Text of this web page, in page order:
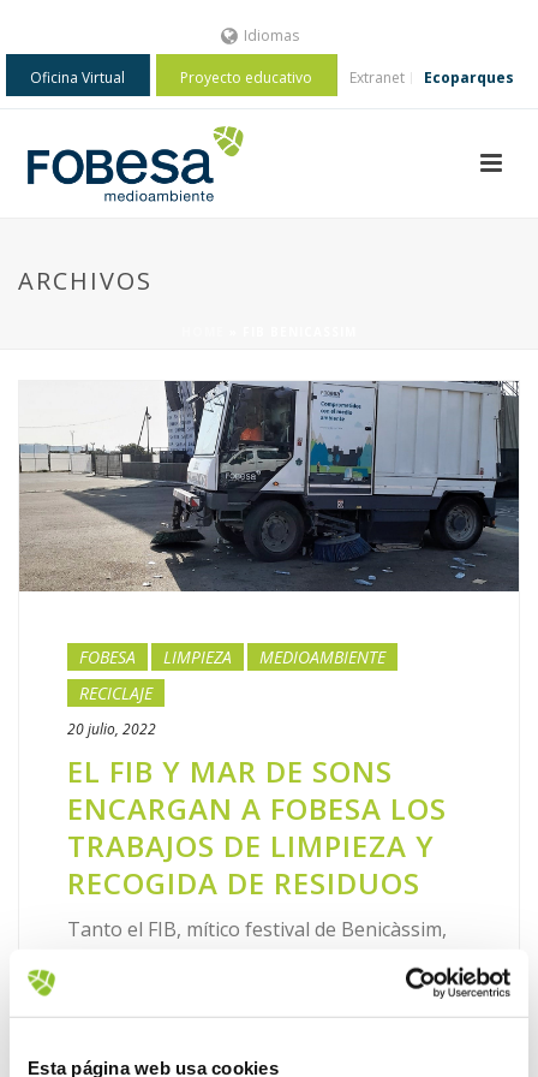
Esta página web usa cookies
Idiomas
Oficina Virtual Proyecto educativo Extranet Ecoparques
ARCHIVOS
FOBESA LIMPIEZA
MEDIOAMBIENTE
RECICLAJE
20 julio, 2022
EL FIB Y MAR DE SONS
ENCARGAN A FOBESA LOS
TRABAJOS DE LIMPIEZA Y
RECOGIDA DE RESIDUOS
Tanto el FIB, mítico festival de Benicàssim,
como el Mar de Sons han tenido lugar estos
Benicàssim y ambos han confiado en Fobesa
para su puesta a punto, [...]